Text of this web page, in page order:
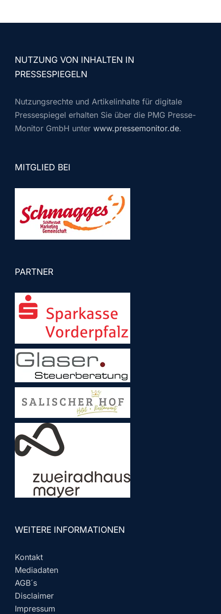
NUTZUNG VON INHALTEN IN
PRESSESPIEGELN
Nutzungsrechte und Artikelinhalte für digitale
Pressespiegel erhalten Sie über die PMG Presse-
Monitor GmbH unter www.pressemonitor.de.
MITGLIED BEI
PARTNER
WEITERE INFORMATIONEN
Kontakt
Mediadaten
AGB´s
Disclaimer
Impressum